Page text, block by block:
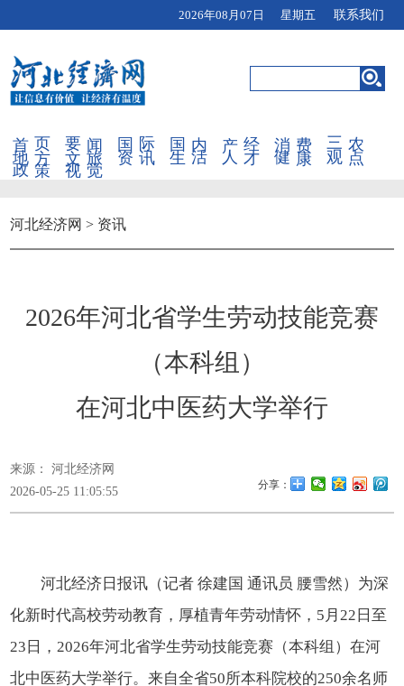
2026年08月07日 星期五 联系我们
地方 文旅 资讯 生活 人才 健康 观点
政策 视觉
河北经济网 > 资讯
2026年河北省学生劳动技能竞赛
（本科组）
在河北中医药大学举行
来源： 河北经济网
2026-05-25 11:05:55
分享：
河北经济日报讯（记者 徐建国 通讯员 腰雪然）为深
化新时代高校劳动教育，厚植青年劳动情怀，5月22日至
23日，2026年河北省学生劳动技能竞赛（本科组）在河
北中医药大学举行。来自全省50所本科院校的250余名师